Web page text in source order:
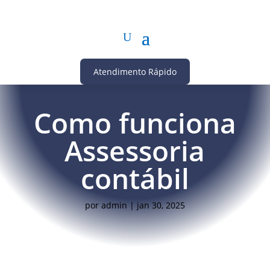
Atendimento Rápido
Como funciona
Assessoria
contábil
poradmin|jan 30, 2025